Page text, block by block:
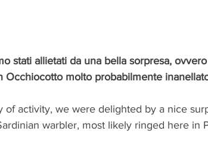
stati allietati da una bella sorpresa,
Occhiocotto molto probabilmente
of activity, we were delighted by a nice
warbler, most likely ringed here in